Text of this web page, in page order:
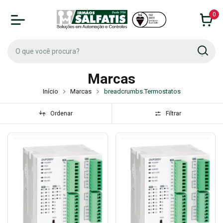
0
Marcas
Início Marcas breadcrumbs.Termostatos
Ordenar Filtrar